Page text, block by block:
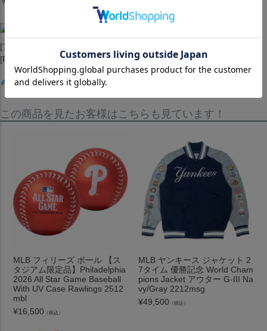
[アウター][ジャンパー][Authentic 1/4 Zip 1991 Warm-Up Jacket]
[Pittsburgh Pirates ][Black][メジャーリーグ 大リーグ][PIT]
レビューを書く
この商品を見たお客様はこちらも見ています！
MLB フィリーズ ボール 【ス
タジアム限定品】Philadelphia
2026 All Star Game Baseball
With UV Case Rawlings 2512
mbl
¥16,500 （税込）
MLB ヤンキース ジャケット 2
7タイム 優勝記念 World Cham
pions Jacket アウター G-III Na
vy/Gray 2212msg
¥49,500 （税込）